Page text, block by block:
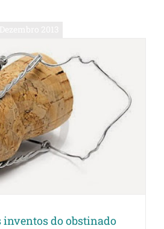
inventos do obstinado